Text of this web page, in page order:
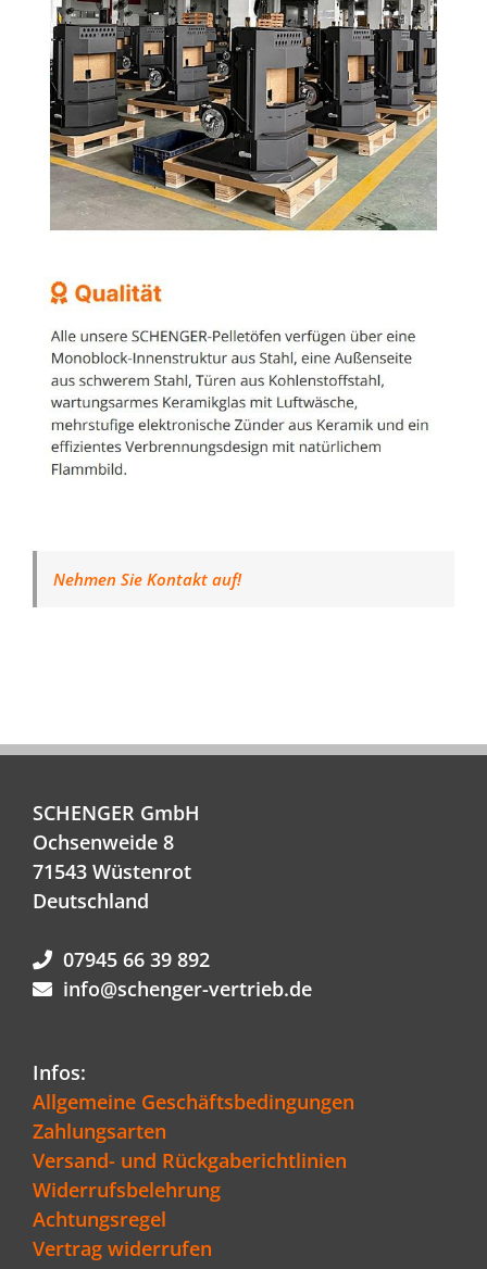
Nehmen Sie Kontakt auf!
SCHENGER GmbH
Ochsenweide 8
71543 Wüstenrot
Deutschland
07945 66 39 892
info@schenger-vertrieb.de
Infos:
Allgemeine Geschäftsbedingungen
Zahlungsarten
Versand- und Rückgaberichtlinien
Widerrufsbelehrung
Achtungsregel
Vertrag widerrufen